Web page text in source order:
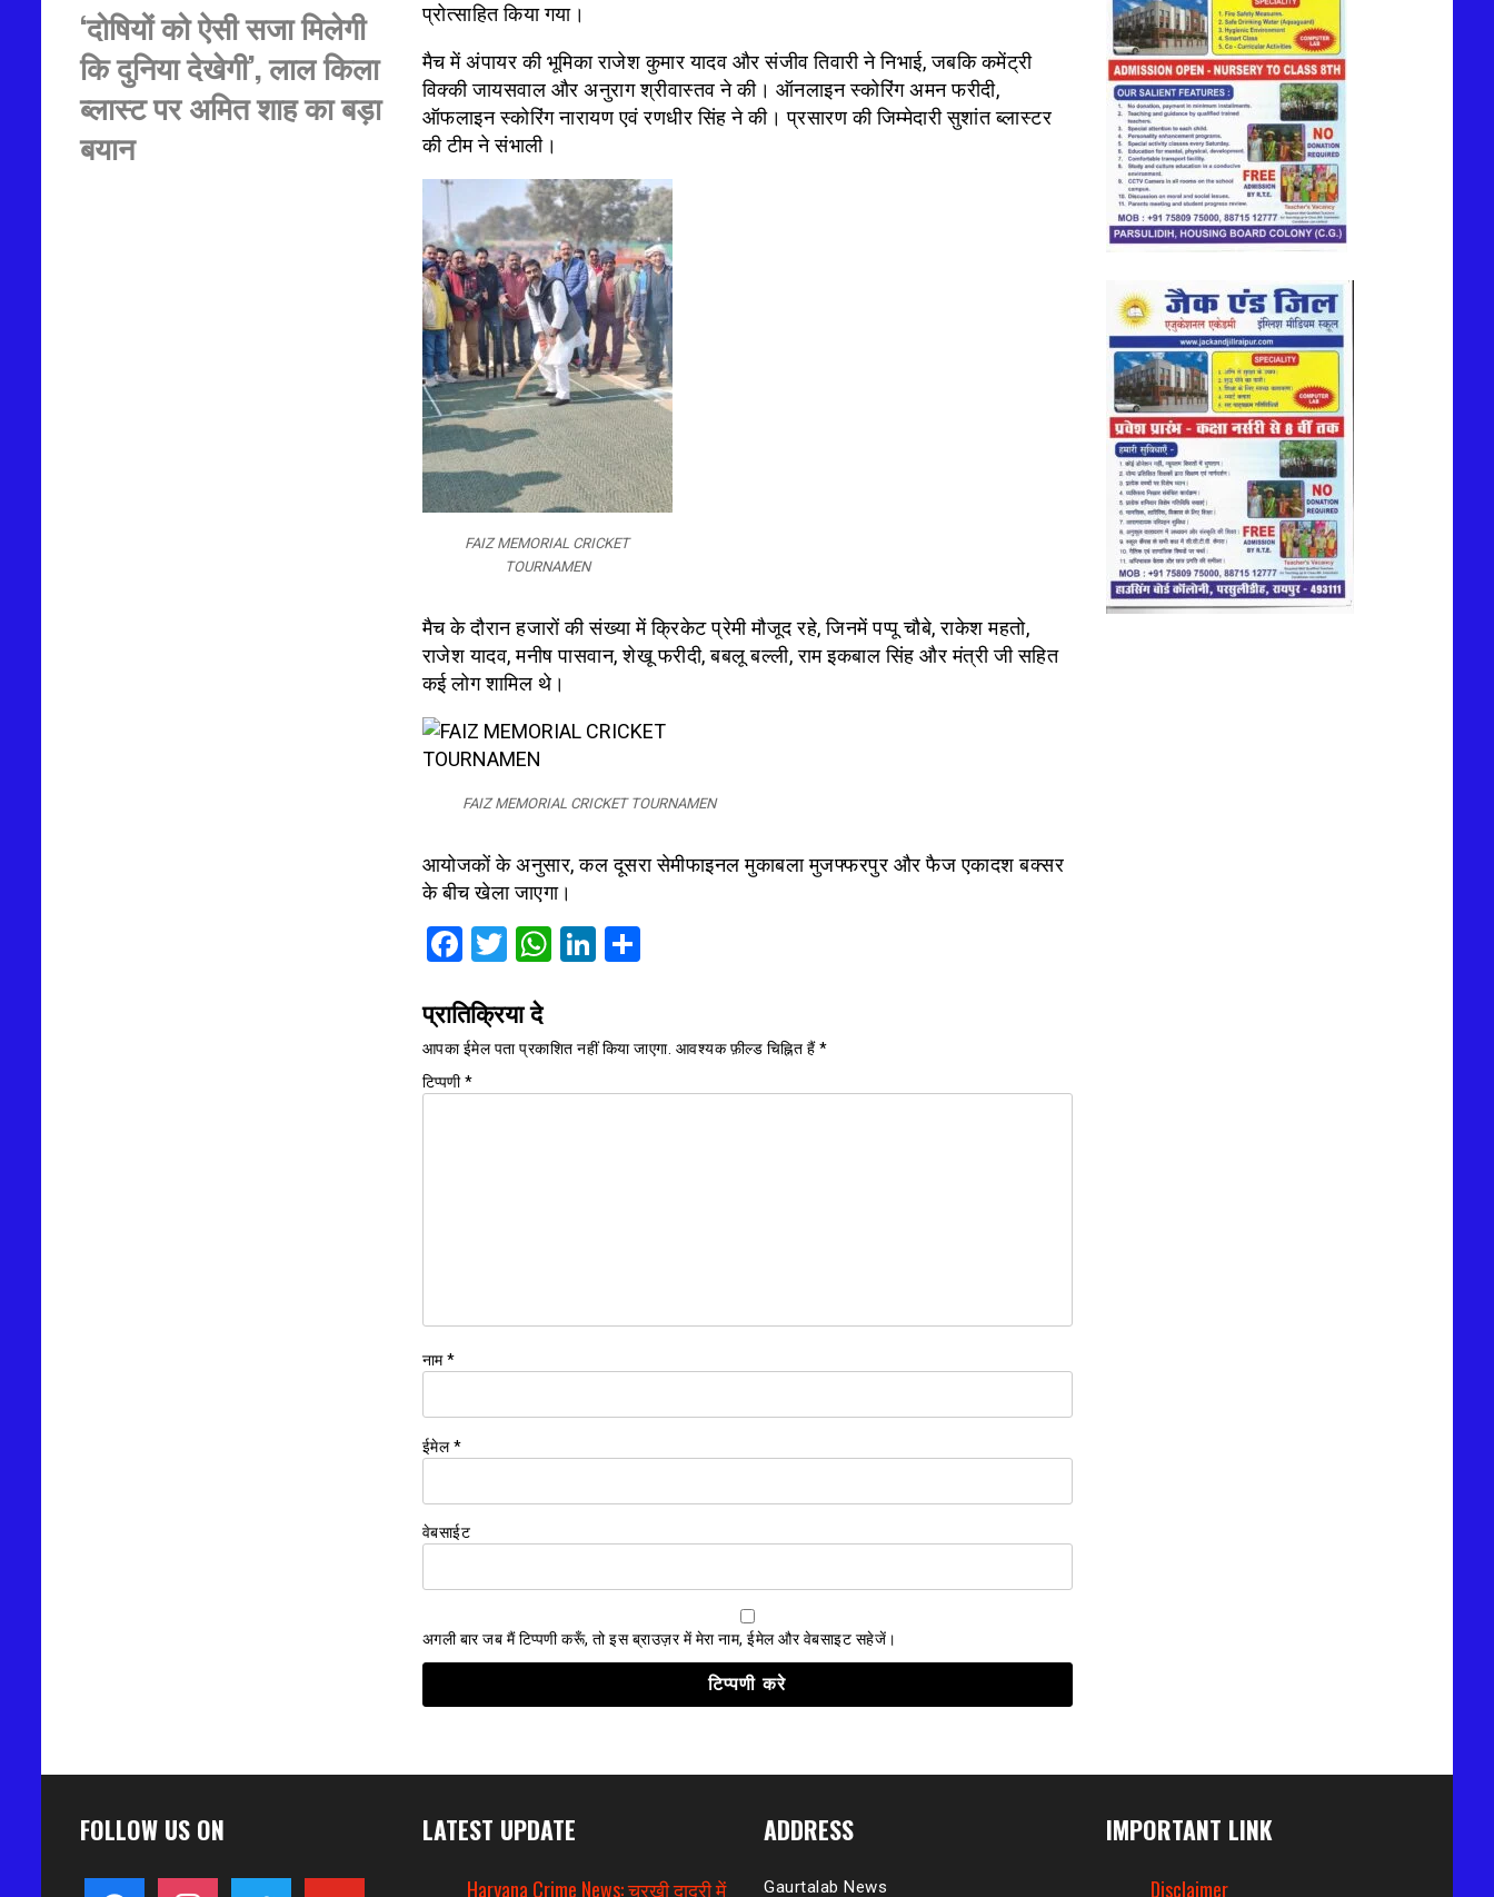
प्रोत्साहित किया गया।
मैच में अंपायर की भूमिका राजेश कुमार यादव और संजीव तिवारी ने निभाई, जबकि कमेंट्री
विक्की जायसवाल और अनुराग श्रीवास्तव ने की। ऑनलाइन स्कोरिंग अमन फरीदी,
ऑफलाइन स्कोरिंग नारायण एवं रणधीर सिंह ने की। प्रसारण की जिम्मेदारी सुशांत ब्लास्टर
की टीम ने संभाली।
FAIZ MEMORIAL CRICKET
TOURNAMEN
मैच के दौरान हजारों की संख्या में क्रिकेट प्रेमी मौजूद रहे, जिनमें पप्पू चौबे, राकेश महतो,
राजेश यादव, मनीष पासवान, शेखू फरीदी, बबलू बल्ली, राम इकबाल सिंह और मंत्री जी सहित
कई लोग शामिल थे।
FAIZ MEMORIAL CRICKET TOURNAMEN
आयोजकों के अनुसार, कल दूसरा सेमीफाइनल मुकाबला मुजफ्फरपुर और फैज एकादश बक्सर
के बीच खेला जाएगा।
Facebook
Twitter
WhatsApp
LinkedIn
Share
प्रातिक्रिया दे
आपका ईमेल पता प्रकाशित नहीं किया जाएगा. आवश्यक फ़ील्ड चिह्नित हैं*
टिप्पणी*
नाम*
ईमेल*
वेबसाईट
अगली बार जब मैं टिप्पणी करूँ, तो इस ब्राउज़र में मेरा नाम, ईमेल और वेबसाइट सहेजें।
‘दोषियों को ऐसी सजा मिलेगी
कि दुनिया देखेगी’, लाल किला
ब्लास्ट पर अमित शाह का बड़ा
बयान
FOLLOW US ON LATEST UPDATE
Haryana Crime News: चरखी दादरी में
ADDRESS
Gaurtalab News
IMPORTANT LINK
Disclaimer